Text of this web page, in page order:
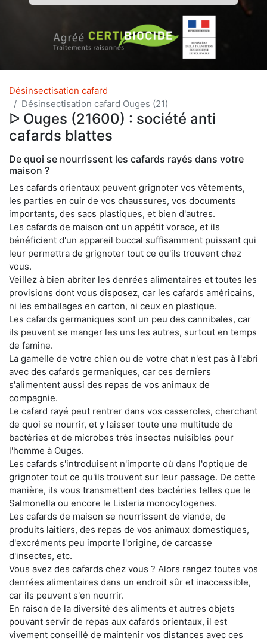
Désinsectisation cafard
Désinsectisation cafard Ouges (21)
ᐅ Ouges (21600) : société anti
cafards blattes
De quoi se nourrissent les cafards rayés dans votre
maison ?
Les cafards orientaux peuvent grignoter vos vêtements,
les parties en cuir de vos chaussures, vos documents
importants, des sacs plastiques, et bien d'autres.
Les cafards de maison ont un appétit vorace, et ils
bénéficient d'un appareil buccal suffisamment puissant qui
leur permettra de grignoter tout ce qu'ils trouvent chez
vous.
Veillez à bien abriter les denrées alimentaires et toutes les
provisions dont vous disposez, car les cafards américains,
ni les emballages en carton, ni ceux en plastique.
Les cafards germaniques sont un peu des cannibales, car
ils peuvent se manger les uns les autres, surtout en temps
de famine.
La gamelle de votre chien ou de votre chat n'est pas à l'abri
avec des cafards germaniques, car ces derniers
s'alimentent aussi des repas de vos animaux de
compagnie.
Le cafard rayé peut rentrer dans vos casseroles, cherchant
de quoi se nourrir, et y laisser toute une multitude de
bactéries et de microbes très insectes nuisibles pour
l'homme à Ouges.
Les cafards s'introduisent n'importe où dans l'optique de
grignoter tout ce qu'ils trouvent sur leur passage. De cette
manière, ils vous transmettent des bactéries telles que le
Salmonella ou encore le Listeria monocytogenes.
Les cafards de maison se nourrissent de viande, de
produits laitiers, des repas de vos animaux domestiques,
d'excréments peu importe l'origine, de carcasse
d'insectes, etc.
Vous avez des cafards chez vous ? Alors rangez toutes vos
denrées alimentaires dans un endroit sûr et inaccessible,
car ils peuvent s'en nourrir.
En raison de la diversité des aliments et autres objets
pouvant servir de repas aux cafards orientaux, il est
vivement conseillé de maintenir vos distances avec ces